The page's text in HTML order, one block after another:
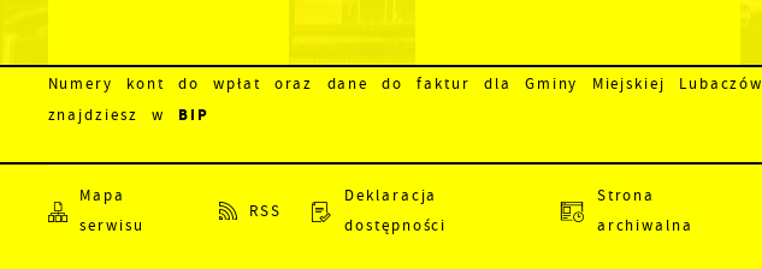
Numery kont do wpłat oraz dane do faktur dla Gminy Miejskiej Lubaczów
znajdziesz w BIP
Mapa
serwisu
RSS
Deklaracja
dostępności
Strona
archiwalna